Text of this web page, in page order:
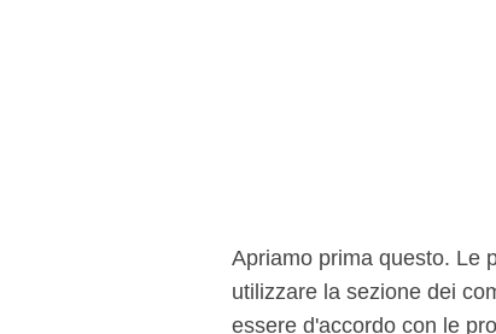
Apriamo prima questo. Le
utilizzare la sezione dei
essere d'accordo con le